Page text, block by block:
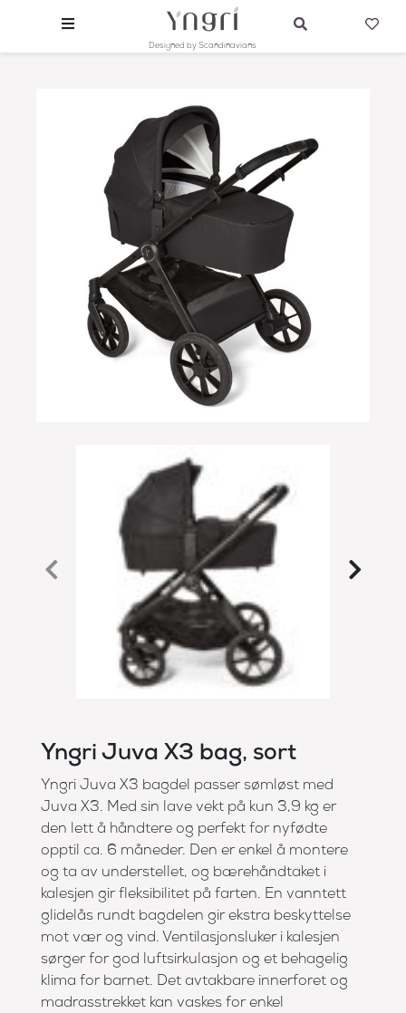
Designed by Scandinavians
Yngri Juva X3 bag, sort
Yngri Juva X3 bagdel passer sømløst med
Juva X3. Med sin lave vekt på kun 3,9 kg er
den lett å håndtere og perfekt for nyfødte
opptil ca. 6 måneder. Den er enkel å montere
og ta av understellet, og bærehåndtaket i
kalesjen gir fleksibilitet på farten. En vanntett
glidelås rundt bagdelen gir ekstra beskyttelse
mot vær og vind. Ventilasjonsluker i kalesjen
sørger for god luftsirkulasjon og et behagelig
klima for barnet. Det avtakbare innerforet og
madrasstrekket kan vaskes for enkel